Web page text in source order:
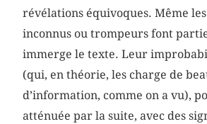
révélations équivoques. Même
inconnus ou trompeurs font
immerge le texte. Leur
(qui, en théorie, les charge de
d’information, comme on a vu),
atténuée par la suite, avec des